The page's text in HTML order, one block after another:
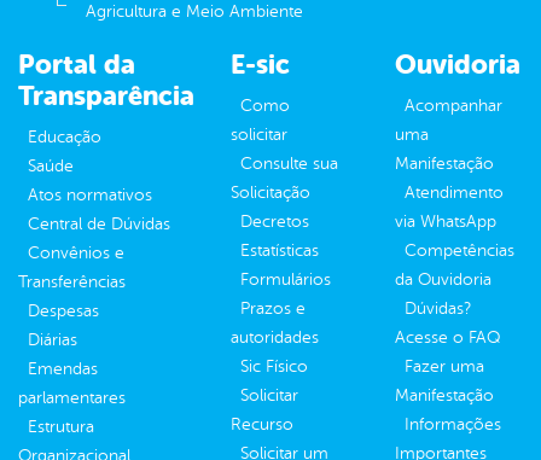
Agricultura e Meio Ambiente
Portal da
Transparência
Educação
Saúde
Atos normativos
Central de Dúvidas
Convênios e
Transferências
Despesas
Diárias
Emendas
parlamentares
Estrutura
Organizacional
E-sic
Como
solicitar
Consulte sua
Solicitação
Decretos
Estatísticas
Formulários
Prazos e
autoridades
Sic Físico
Solicitar
Recurso
Solicitar um
Ouvidoria
Acompanhar
uma
Manifestação
Atendimento
via WhatsApp
Competências
da Ouvidoria
Dúvidas?
Acesse o FAQ
Fazer uma
Manifestação
Informações
Importantes